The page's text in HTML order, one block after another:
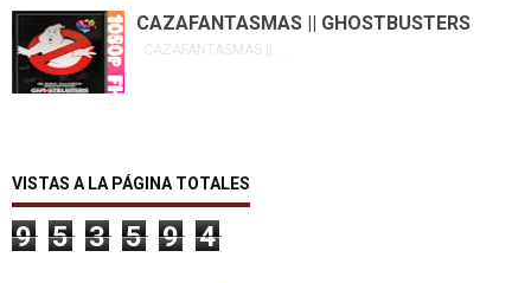
CAZAFANTASMAS || GHOSTBUSTERS
CAZAFANTASMAS || ...
VISTAS A LA PÁGINA TOTALES
9 5 3 5 9 4